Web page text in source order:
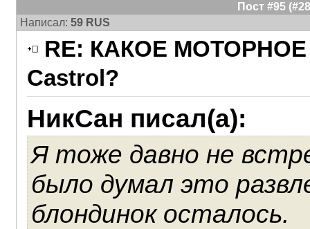
Пост #95
Написал: 59 RUS
RE: КАКОЕ
Castrol?
НикСан писал(а):
Я тоже давно не
было думал это
блондинок осталось.